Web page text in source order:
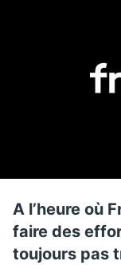
A l’heure où
faire des
toujours pas